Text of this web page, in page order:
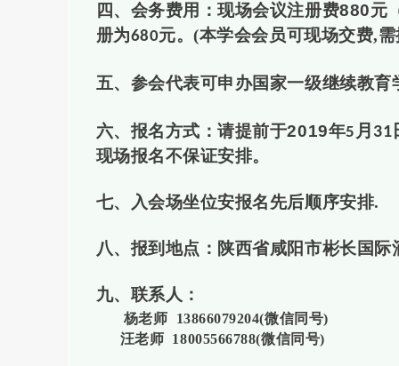
四、会务费用：现场会议注册费880元
册为680元。(本学会会员可现场交费,
五、参会代表可申办国家一级继续教育
六、报名方式：请提前于2019年5 月 31
现场报名不保证安排。
七、入会场坐位安报名先后顺序安排.
八、报到地点：陕西省咸阳市彬长国际
九、联系人：
杨老师 13866079204(微信同号)
汪老师 18005566788(微信同号)